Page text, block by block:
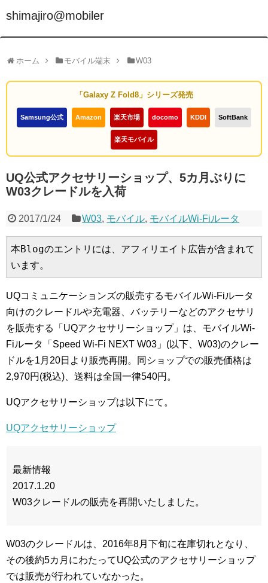
shimajiro@mobiler
ホーム モバイル端末 W03
「Galaxy Z Fold8」シリーズ発売
Samsung公式 Amazon 楽天市場 docomo KDDI SoftBank
楽天モバイル
UQ公式アクセサリーショップ、5カ月ぶりに
W03クレードルを入荷
2017/1/24 W03, モバイル, モバイルWi-Fiルータ
本Blogのエントリには、アフィリエイト広告が含まれて
います。
UQコミュニケーションズの販売するモバイルWi-Fiルータ
向けのクレードルや充電器、バッテリーなどのアクセサリ
を販売する「UQアクセサリーショップ」は、モバイルWi-
Fiルータ「Speed Wi-Fi NEXT W03」(以下、W03)のクレー
ドルを1月20日より販売再開。同ショップでの販売価格は
2,970円(税込)、送料は全国一律540円。
UQアクセサリーショップは以下にて。
UQアクセサリーショップ
最新情報
2017.1.20
W03クレードルの販売を再開いたしました。
W03のクレードルは、2016年8月下旬に在庫切れとなり、
その後約5カ月にわたってUQ公式のアクセサリーショップ
では販売が行われていなかった。